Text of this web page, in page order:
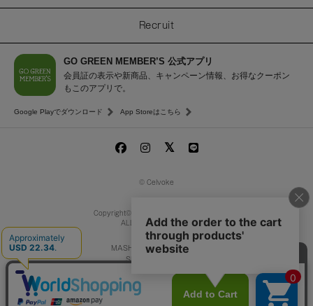
Recruit
GO GREEN MEMBER’S 公式アプリ
会員証の表示や新商品、キャンペーン情報、お得なクーポン
もこのアプリで。
Google Playでダウンロード App Storeはこちら
© Celvoke
Copyright© MASH Beauty Lab Co.,Ltd.
ALL Rights Reserved.
MASH GO GREEN STORE
SNIDEL BEAUTY
F ORGANICS
/